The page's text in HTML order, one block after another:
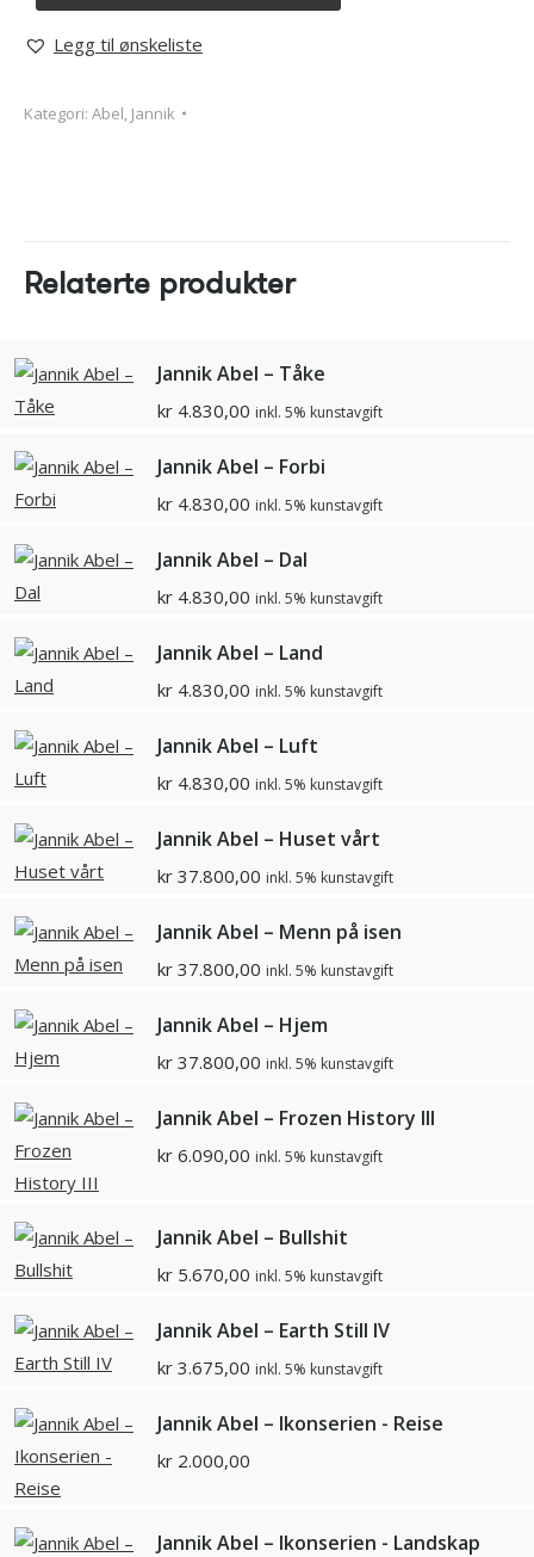
Legg til ønskeliste
Kategori: Abel, Jannik
Relaterte produkter
Jannik Abel – Tåke
kr 4.830,00 inkl. 5% kunstavgift
Jannik Abel – Forbi
kr 4.830,00 inkl. 5% kunstavgift
Jannik Abel – Dal
kr 4.830,00 inkl. 5% kunstavgift
Jannik Abel – Land
kr 4.830,00 inkl. 5% kunstavgift
Jannik Abel – Luft
kr 4.830,00 inkl. 5% kunstavgift
Jannik Abel – Huset vårt
kr 37.800,00 inkl. 5% kunstavgift
Jannik Abel – Menn på isen
kr 37.800,00 inkl. 5% kunstavgift
Jannik Abel – Hjem
kr 37.800,00 inkl. 5% kunstavgift
Jannik Abel – Frozen History III
kr 6.090,00 inkl. 5% kunstavgift
Jannik Abel – Bullshit
kr 5.670,00 inkl. 5% kunstavgift
Jannik Abel – Earth Still IV
kr 3.675,00 inkl. 5% kunstavgift
Jannik Abel – Ikonserien - Reise
kr 2.000,00
Jannik Abel – Ikonserien - Landskap